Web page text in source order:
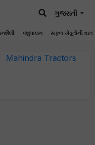
પશુપાલન સફળ ખેડૂતોની વાત
ગુજરાતી